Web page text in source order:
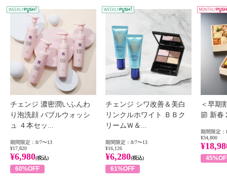
WEEKLY PUSH
チェンジ 濃密潤いふんわ
り泡洗顔 バブルウォッシ
ュ ４本セッ...
期間限定：8/7〜13
¥17,820
¥6,980(税込)
60%OFF
チェンジ シワ改善＆美白
リンクルホワイト ＢＢク
リームＷ＆...
期間限定：8/7〜13
¥16,126
¥6,280(税込)
61%OFF
＜早期
節 新春
期間限定：
¥34,800